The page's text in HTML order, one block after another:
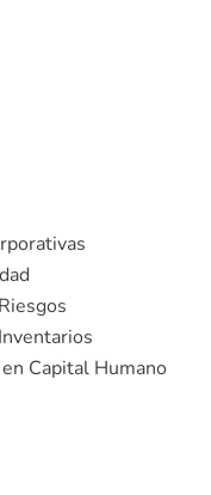
Capital Humano